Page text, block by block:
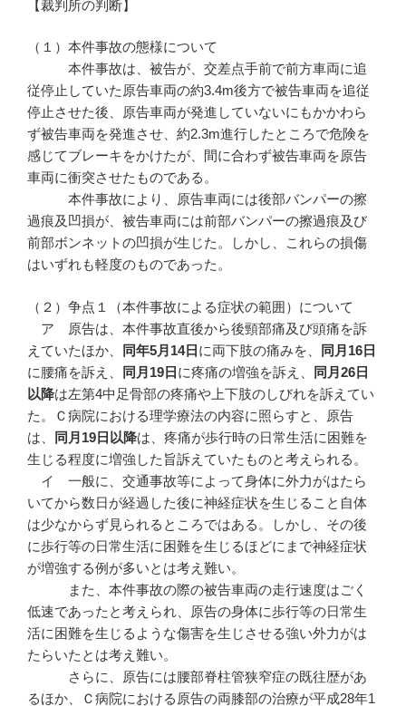
【裁判所の判断】
（１）本件事故の態様について
本件事故は、被告が、交差点手前で前方車両に追
従停止していた原告車両の約3.4m後方で被告車両を追従
停止させた後、原告車両が発進していないにもかかわら
ず被告車両を発進させ、約2.3m進行したところで危険を
感じてブレーキをかけたが、間に合わず被告車両を原告
車両に衝突させたものである。
本件事故により、原告車両には後部バンパーの擦
過痕及凹損が、被告車両には前部バンパーの擦過痕及び
前部ボンネットの凹損が生じた。しかし、これらの損傷
はいずれも軽度のものであった。
（２）争点１（本件事故による症状の範囲）について
ア 原告は、本件事故直後から後頸部痛及び頭痛を訴
えていたほか、
同年5月14日 に両下肢の痛みを、 同月 16 日
に腰痛を訴え、
同月 19 日 に疼痛の増強を訴え、 同月 26 日
以降は左第4中足骨部の疼痛や上下肢のしびれを訴えてい
た。Ｃ病院における理学療法の内容に照らすと、原告
は、
同月 19 日以降は、疼痛が歩行時の日常生活に困難を
生じる程度に増強した旨訴えていたものと考えられる。
イ 一般に、交通事故等によって身体に外力がはたら
いてから数日が経過した後に神経症状を生じること自体
は少なからず見られるところではある。しかし、その後
に歩行等の日常生活に困難を生じるほどにまで神経症状
が増強する例が多いとは考え難い。
また、本件事故の際の被告車両の走行速度はごく
低速であったと考えられ、原告の身体に歩行等の日常生
活に困難を生じるような傷害を生じさせる強い外力がは
たらいたとは考え難い。
さらに、原告には腰部脊柱管狭窄症の既往歴があ
るほか、Ｃ病院における原告の両膝部の治療が平成28年1